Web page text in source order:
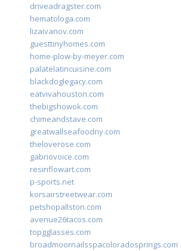
driveadragster.com
hematologa.com
lizaivanov.com
guesttinyhomes.com
home-plow-by-meyer.com
palatelatincuisine.com
blackdoglegacy.com
eatvivahouston.com
thebigshowok.com
chimeandstave.com
greatwallseafoodny.com
theloverose.com
gabriovoice.com
resinflowart.com
p-sports.net
korsairstreetwear.com
petshopallston.com
avenue26tacos.com
topgglasses.com
broadmoornailsspacoloradosprings.com